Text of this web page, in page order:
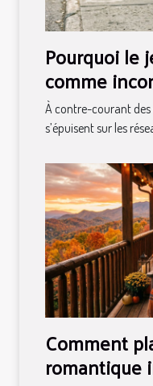
Pourquoi le
comme
À contre-courant des
s’épuisent sur les
Comment
romantique